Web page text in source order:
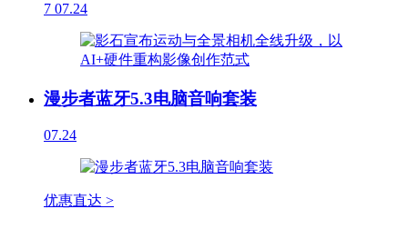
7 07.24
漫步者蓝牙5.3电脑音响套装
07.24
优惠直达 >